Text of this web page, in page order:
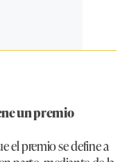
un premio
el premio se define a